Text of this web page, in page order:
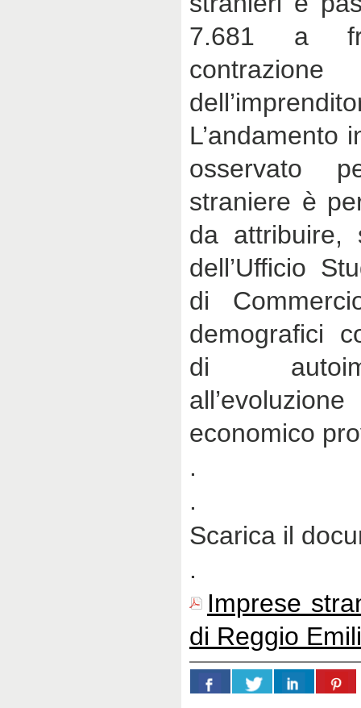
7.681 a
L’andamento
osservato
straniere è
da attribuire,
dell’Ufficio
di
demografici
di
economico
.
.
Scarica il
.
Imprese
di Reggio